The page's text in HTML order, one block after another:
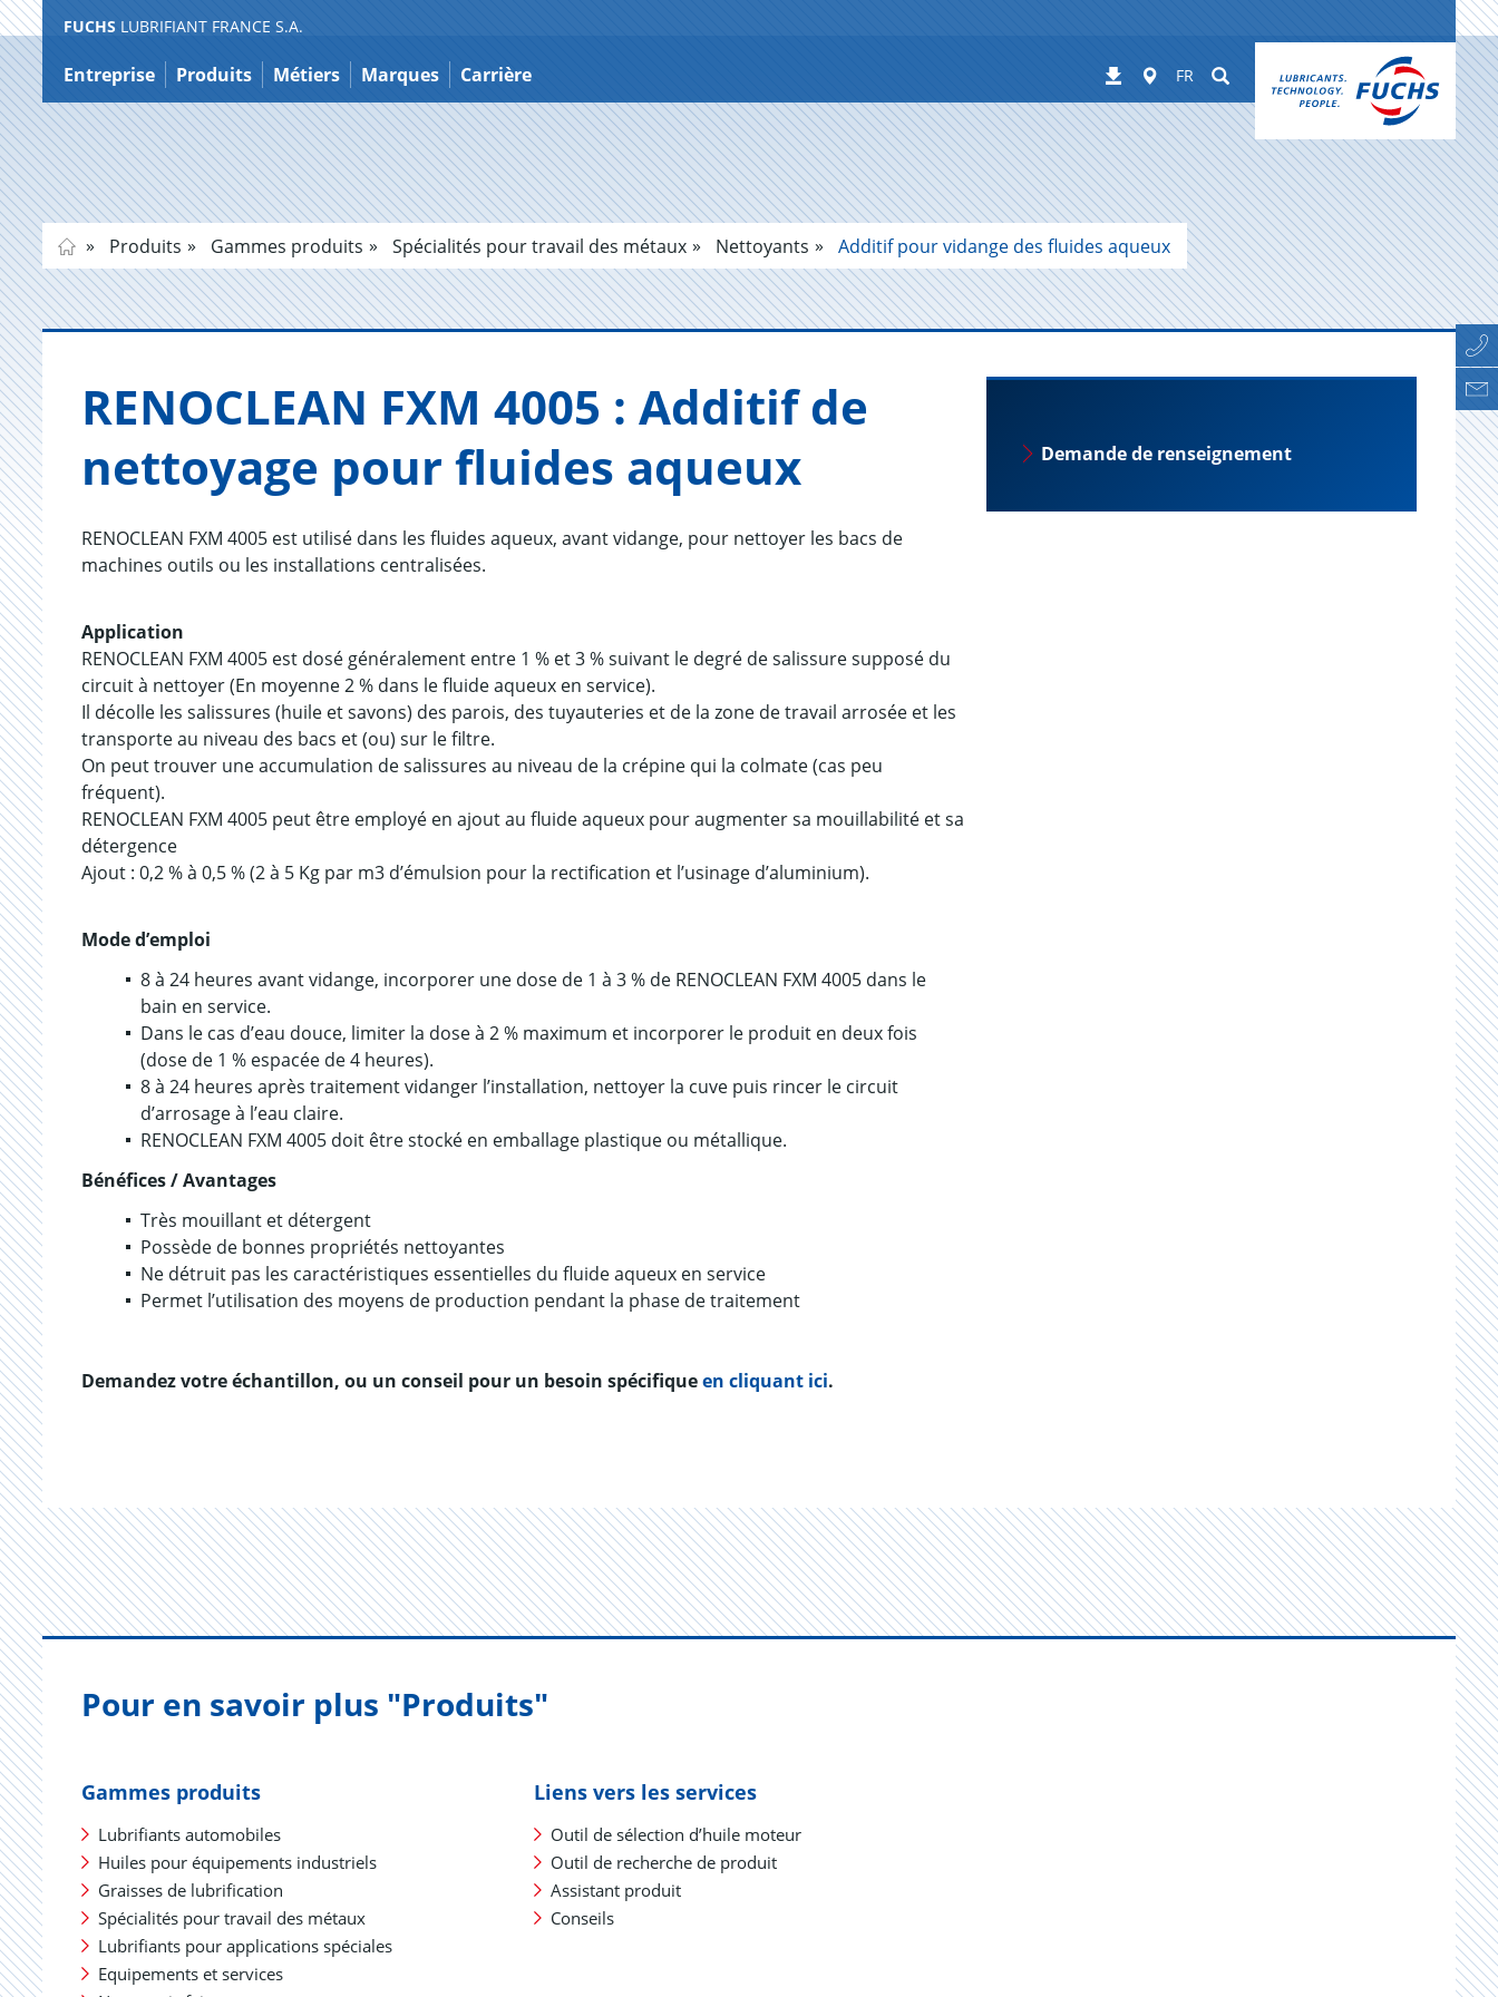
Contenu
FUCHS LUBRIFIANT FRANCE S.A.
Entreprise Produits Métiers Marques Carrière Téléchargements
Worldwide
FR Suchen
Produits Gammes produits Spécialités pour travail des métaux Nettoyants Additif pour vidange des fluides aqueux
RENO­CLEAN FXM 4005 : Addi­tif de
net­toyage pour fluides aqueux
RENOCLEAN FXM 4005 est utilisé dans les fluides aqueux, avant vidange, pour nettoyer les bacs de
machines outils ou les installations centralisées.
Application
RENOCLEAN FXM 4005 est dosé généralement entre 1 % et 3 % suivant le degré de salissure supposé du
circuit à nettoyer (En moyenne 2 % dans le fluide aqueux en service).
Il décolle les salissures (huile et savons) des parois, des tuyauteries et de la zone de travail arrosée et les
transporte au niveau des bacs et (ou) sur le filtre.
On peut trouver une accumulation de salissures au niveau de la crépine qui la colmate (cas peu
fréquent).
RENOCLEAN FXM 4005 peut être employé en ajout au fluide aqueux pour augmenter sa mouillabilité et sa
détergence
Ajout : 0,2 % à 0,5 % (2 à 5 Kg par m3 d’émulsion pour la rectification et l’usinage d’aluminium).
Mode d’emploi
8 à 24 heures avant vidange, incorporer une dose de 1 à 3 % de RENOCLEAN FXM 4005 dans le
bain en service.
Dans le cas d’eau douce, limiter la dose à 2 % maximum et incorporer le produit en deux fois
(dose de 1 % espacée de 4 heures).
8 à 24 heures après traitement vidanger l’installation, nettoyer la cuve puis rincer le circuit
d’arrosage à l’eau claire.
RENOCLEAN FXM 4005 doit être stocké en emballage plastique ou métallique.
Bénéfices / Avantages
Très mouillant et détergent
Possède de bonnes propriétés nettoyantes
Ne détruit pas les caractéristiques essentielles du fluide aqueux en service
Permet l’utilisation des moyens de production pendant la phase de traitement
Demandez votre échantillon, ou un conseil pour un besoin spécifiqueen cliquant ici.
Demande de renseignement
Pour en savoir plus "Produits"
Gammes produits
Lubrifiants automobiles
Huiles pour équipements industriels
Graisses de lubrification
Spécialités pour travail des métaux
Lubrifiants pour applications spéciales
Equipements et services
Liens vers les services
Outil de sélection d’huile moteur
Outil de recherche de produit
Assistant produit
Conseils